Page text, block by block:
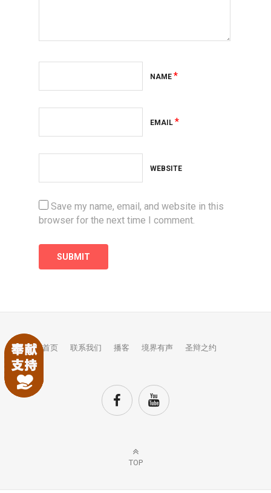
NAME *
EMAIL *
WEBSITE
Save my name, email, and website in this
browser for the next time I comment.
首页 联系我们 播客 境界有声 圣辩之约
TOP